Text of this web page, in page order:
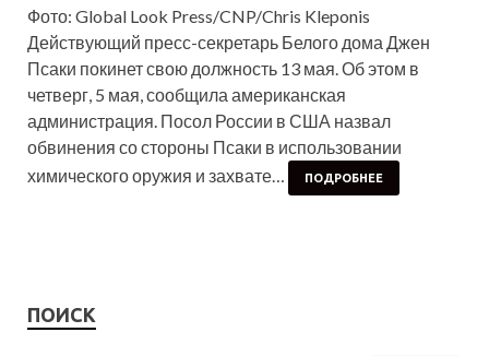
Фото: Global Look Press/CNP/Chris Kleponis
Действующий пресс-секретарь Белого дома Джен
Псаки покинет свою должность 13 мая. Об этом в
четверг, 5 мая, сообщила американская
администрация. Посол России в США назвал
обвинения со стороны Псаки в использовании
химического оружия и захвате…
ПОДРОБНЕЕ
ПОИСК